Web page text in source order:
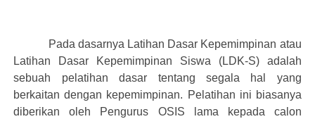
Pada dasarnya Latihan Dasar Kepemimpinan atau
Latihan Dasar Kepemimpinan Siswa (LDK-S) adalah
sebuah pelatihan dasar tentang segala hal yang
berkaitan dengan kepemimpinan. Pelatihan ini biasanya
diberikan oleh Pengurus OSIS lama kepada calon